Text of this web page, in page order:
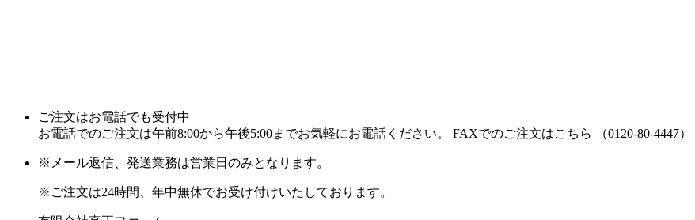
ご注文はお電話でも受付中
お電話でのご注文は午前8:00から午後5:00までお気軽にお電話ください。 FAXでのご注文はこちら （0120-80-4447）
※メール返信、発送業務は営業日のみとなります。
※ご注文は24時間、年中無休でお受け付けいたしております。